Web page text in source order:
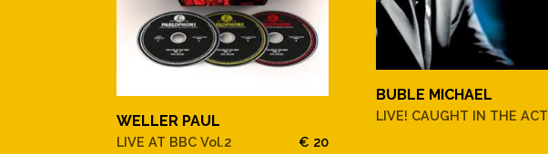
WELLER PAUL
LIVE AT BBC Vol.2 € 20
BUBLE MICHAEL
LIVE! CAUGHT IN THE ACT